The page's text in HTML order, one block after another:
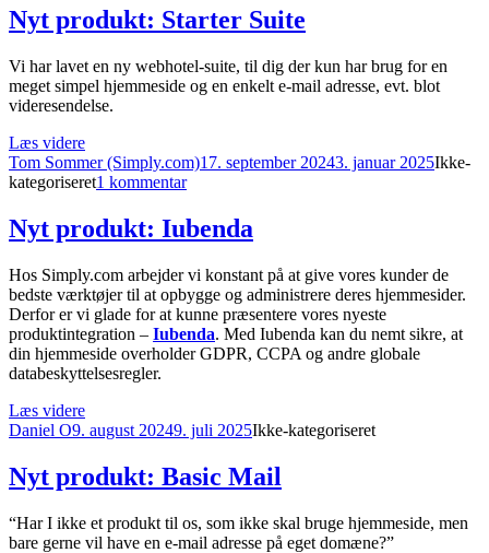
Nyt produkt: Starter Suite
Vi har lavet en ny webhotel-suite, til dig der kun har brug for en
meget simpel hjemmeside og en enkelt e-mail adresse, evt. blot
videresendelse.
Læs videre“Nyt
produkt:
Starter
Forfatter
Tom Sommer (Simply.com)Udgivet
17. september 20243. januar 2025Ikke-
kategoriseret1 kommentartil
produkt:
Starter
Nyt produkt: Iubenda
Hos Simply.com arbejder vi konstant på at give vores kunder de
bedste værktøjer til at opbygge og administrere deres hjemmesider.
Derfor er vi glade for at kunne præsentere vores nyeste
produktintegration – Iubenda. Med Iubenda kan du nemt sikre, at
din hjemmeside overholder GDPR, CCPA og andre globale
databeskyttelsesregler.
Læs videre“Nyt
produkt:
Forfatter
Daniel OUdgivet
9. august 20249. juli 2025Kategorier
Ikke-kategoriseret
Nyt produkt: Basic Mail
“Har I ikke et produkt til os, som ikke skal bruge hjemmeside, men
bare gerne vil have en e-mail adresse på eget domæne?”